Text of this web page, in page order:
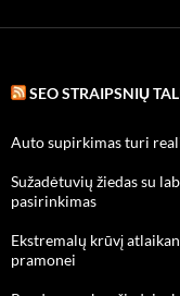
SEO STRAIPSNIŲ
Auto supirkimas turi
Sužadėtuvių žiedas su
pasirinkimas
Ekstremalų krūvį
pramonei